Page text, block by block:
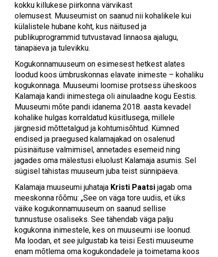
kokku killukese piirkonna värvikast
olemusest. Muuseumist on saanud nii kohalikele kui
külalistele hubane koht, kus näitused ja
publikuprogrammid tutvustavad linnaosa ajalugu,
tänapäeva ja tulevikku.
Kogukonnamuuseum on esimesest hetkest alates
loodud koos ümbruskonnas elavate inimeste – kohaliku
kogukonnaga. Muuseumi loomise protsess üheskoos
Kalamaja kandi inimestega oli ainulaadne kogu Eestis.
Muuseumi mõte pandi idanema 2018. aasta kevadel
kohalike hulgas korraldatud küsitlusega, millele
järgnesid mõttetalgud ja kohtumisõhtud. Kümned
endised ja praegused kalamajakad on osalenud
püsinäituse valmimisel, annetades esemeid ning
jagades oma mälestusi eluolust Kalamaja asumis. Sel
sügisel tähistas muuseum juba teist sünnipäeva.
Kalamaja muuseumi juhataja Kristi Paatsi jagab oma
meeskonna rõõmu: „See on väga tore uudis, et üks
väike kogukonnamuuseum on saanud sellise
tunnustuse osaliseks. See tähendab väga palju
kogukonna inimestele, kes on muuseumi ise loonud.
Ma loodan, et see julgustab ka teisi Eesti muuseume
enam mõtlema oma kogukondadele ja toimetama koos